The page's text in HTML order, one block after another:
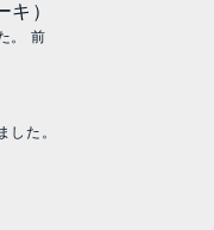
キ）
。 前
した。